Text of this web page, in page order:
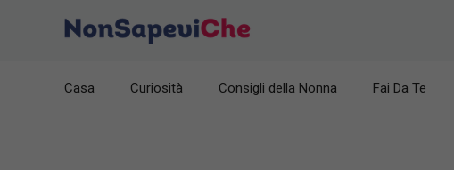
Casa Curiosità Consigli della Nonna Fai Da Te